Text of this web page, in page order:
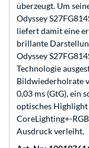
überzeugt. Um
Odyssey
liefert damit eine
brillante
Odyssey
Technologie
Bildwiederholrate
0,03 ms (GtG), ein
optisches Highlight
CoreLighting+-
Ausdruck verleiht.